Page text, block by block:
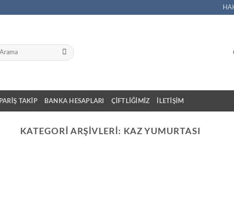
TAKIP BANKA HESAPLARI ÇIFTLIĞIMIZ İLETIŞIM
KATEGORI ARŞIVLERI: KAZ YUMURTASI